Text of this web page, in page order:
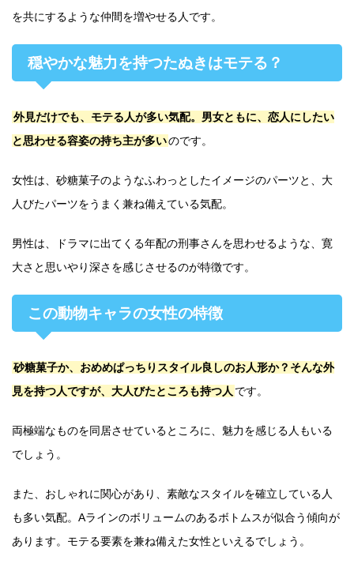
を共にするような仲間を増やせる人です。
穏やかな魅力を持つたぬきはモテる？
外見だけでも、モテる人が多い気配。男女ともに、恋人にしたい
と思わせる容姿の持ち主が多いのです。
女性は、砂糖菓子のようなふわっとしたイメージのパーツと、大
人びたパーツをうまく兼ね備えている気配。
男性は、ドラマに出てくる年配の刑事さんを思わせるような、寛
大さと思いやり深さを感じさせるのが特徴です。
この動物キャラの女性の特徴
砂糖菓子か、おめめぱっちりスタイル良しのお人形か？そんな外
見を持つ人ですが、大人びたところも持つ人 です。
両極端なものを同居させているところに、魅力を感じる人もいる
でしょう。
また、おしゃれに関心があり、素敵なスタイルを確立している人
も多い気配。Aラインのボリュームのあるボトムスが似合う傾向が
あります。モテる要素を兼ね備えた女性といえるでしょう。